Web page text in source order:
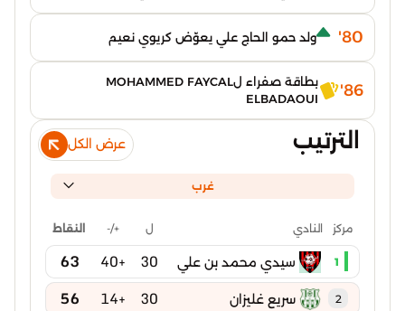
80' ولد حمو الحاج علي يعوّض كريوي نعيم
86'
بطاقة صفراء لMOHAMMED FAYCAL
ELBADAOUI
الترتيب عرض الكل
غرب
مركز النادي ل +/- النقاط
1 سيدي محمد بن علي 30
+40
63
2 سريع غليزان 30
+14
56